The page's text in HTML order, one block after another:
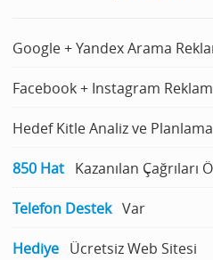
Google + Yandex Arama
Facebook + Instagram Reklam
Hedef Kitle Analiz ve Planlama
850 Hat Kazanılan Çağrıları
Telefon Destek Var
Hediye Ücretsiz Web Sitesi